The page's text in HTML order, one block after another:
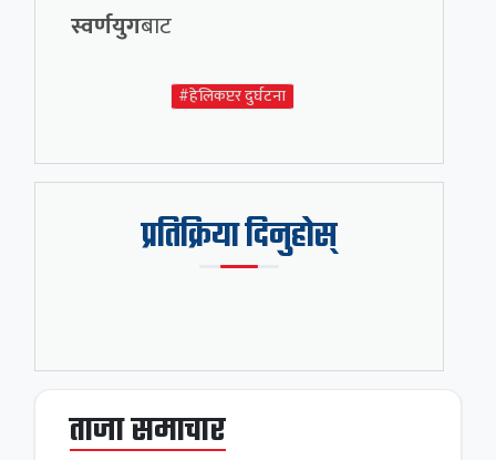
स्वर्णयुगबाट
#हेलिकप्टर दुर्घटना
प्रतिक्रिया दिनुहोस्
ताजा समाचार